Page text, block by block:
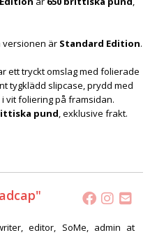
versionen är Standard Edition.
ett tryckt omslag med folierade
tygklädd slipcase, prydd med
vit foliering på framsidan.
pund, exklusive frakt.
editor, SoMe, admin at